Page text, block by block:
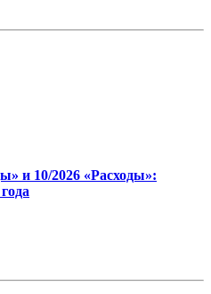
и 10/2026 «Расходы»: